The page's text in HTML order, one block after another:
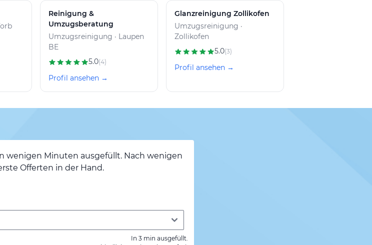
Reinigung &
Umzugsberatung
Umzugsreinigung · Laupen
BE
5.0(4)
Profil ansehen →
Glanzreinigung Zollikofen
Umzugsreinigung ·
Zollikofen
5.0(3)
Profil ansehen →
wenigen Minuten ausgefüllt. Nach wenigen
Offerten in der Hand.
In 3 min ausgefüllt.